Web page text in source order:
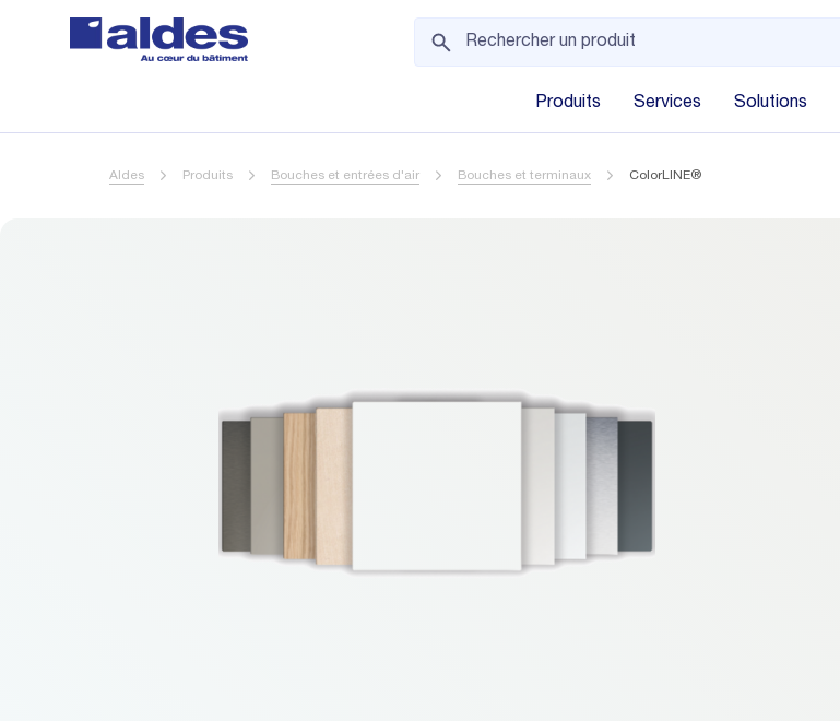
Produits Services Solutions
Aldes Produits Bouches et entrées d'air Bouches et terminaux ColorLINE®